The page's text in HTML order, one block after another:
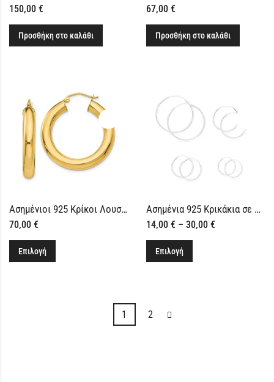
150,00 €
Προσθήκη στο καλάθι
67,00 €
Προσθήκη στο καλάθι
Ασημένιοι 925 Κρίκοι Λουστρέ
70,00 €
Επιλογή
Ασημένια 925 Κρικάκια σε Μεγέθη
14,00 € – 30,00 €
Επιλογή
1 2